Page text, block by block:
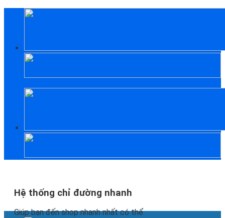
Hệ thống chỉ đường nhanh
Giúp bạn đến shop nhanh nhất có thể